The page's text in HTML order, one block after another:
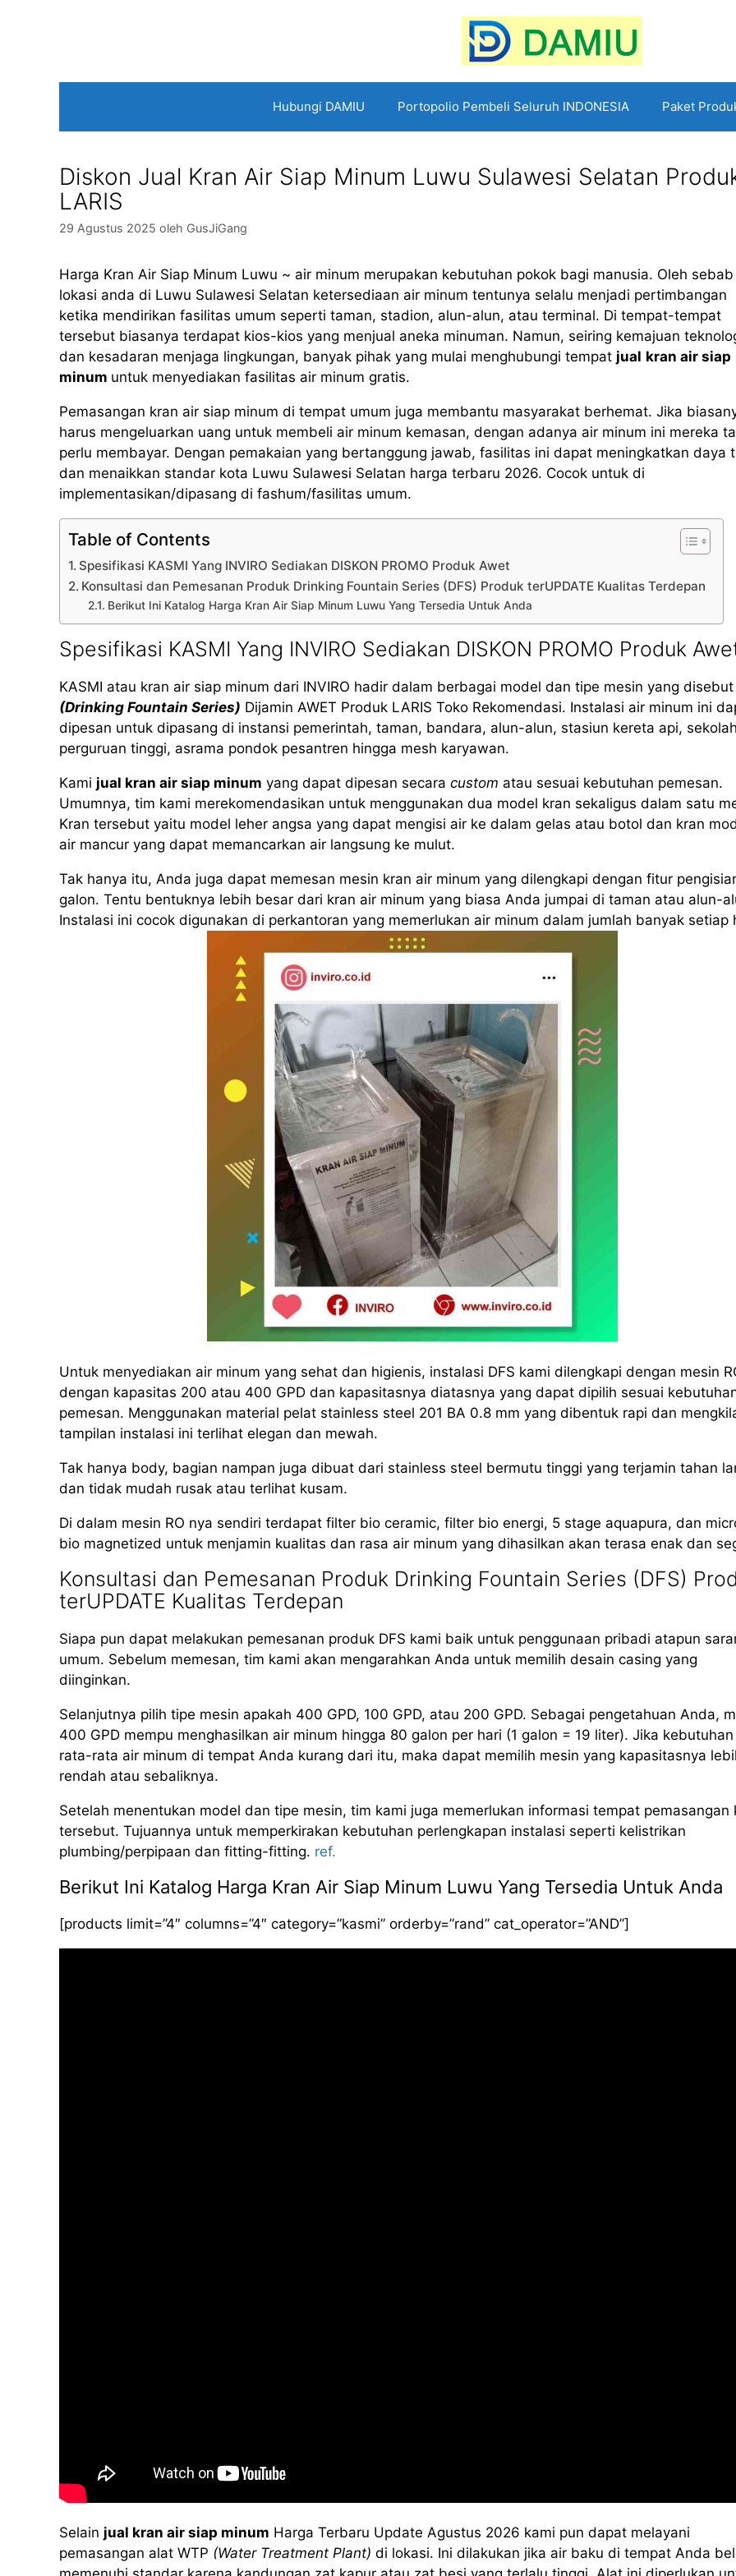
Hubungi DAMIU Portopolio Pembeli Seluruh INDONESIA Paket
Diskon Jual Kran Air Siap Minum Luwu Sulawesi Selatan
LARIS
29 Agustus 2025 oleh GusJiGang
Harga Kran Air Siap Minum Luwu ~ air minum merupakan kebutuhan pokok bagi manusia. Oleh
lokasi anda di Luwu Sulawesi Selatan ketersediaan air minum tentunya selalu menjadi pertimbangan
ketika mendirikan fasilitas umum seperti taman, stadion, alun-alun, atau terminal. Di tempat-tempat
tersebut biasanya terdapat kios-kios yang menjual aneka minuman. Namun, seiring kemajuan
dan kesadaran menjaga lingkungan, banyak pihak yang mulai menghubungi tempat jual kran air siap
minum untuk menyediakan fasilitas air minum gratis.
Pemasangan kran air siap minum di tempat umum juga membantu masyarakat berhemat. Jika
harus mengeluarkan uang untuk membeli air minum kemasan, dengan adanya air minum ini mereka
perlu membayar. Dengan pemakaian yang bertanggung jawab, fasilitas ini dapat meningkatkan daya
dan menaikkan standar kota Luwu Sulawesi Selatan harga terbaru 2026. Cocok untuk di
implementasikan/dipasang di fashum/fasilitas umum.
Table of Contents
Spesifikasi KASMI Yang INVIRO Sediakan DISKON PROMO Produk Awet
Konsultasi dan Pemesanan Produk Drinking Fountain Series (DFS) Produk terUPDATE Kualitas Terdepan
Berikut Ini Katalog Harga Kran Air Siap Minum Luwu Yang Tersedia Untuk Anda
Spesifikasi KASMI Yang INVIRO Sediakan DISKON PROMO Produk
KASMI atau kran air siap minum dari INVIRO hadir dalam berbagai model dan tipe mesin yang disebut
(Drinking Fountain Series) Dijamin AWET Produk LARIS Toko Rekomendasi. Instalasi air minum ini
dipesan untuk dipasang di instansi pemerintah, taman, bandara, alun-alun, stasiun kereta api,
perguruan tinggi, asrama pondok pesantren hingga mesh karyawan.
Kami jual kran air siap minum yang dapat dipesan secara custom atau sesuai kebutuhan pemesan.
Umumnya, tim kami merekomendasikan untuk menggunakan dua model kran sekaligus dalam satu
Kran tersebut yaitu model leher angsa yang dapat mengisi air ke dalam gelas atau botol dan kran
air mancur yang dapat memancarkan air langsung ke mulut.
Tak hanya itu, Anda juga dapat memesan mesin kran air minum yang dilengkapi dengan fitur
galon. Tentu bentuknya lebih besar dari kran air minum yang biasa Anda jumpai di taman atau alun-
Instalasi ini cocok digunakan di perkantoran yang memerlukan air minum dalam jumlah banyak setiap
Untuk menyediakan air minum yang sehat dan higienis, instalasi DFS kami dilengkapi dengan mesin
dengan kapasitas 200 atau 400 GPD dan kapasitasnya diatasnya yang dapat dipilih sesuai
pemesan. Menggunakan material pelat stainless steel 201 BA 0.8 mm yang dibentuk rapi dan
tampilan instalasi ini terlihat elegan dan mewah.
Tak hanya body, bagian nampan juga dibuat dari stainless steel bermutu tinggi yang terjamin tahan
dan tidak mudah rusak atau terlihat kusam.
Di dalam mesin RO nya sendiri terdapat filter bio ceramic, filter bio energi, 5 stage aquapura, dan
bio magnetized untuk menjamin kualitas dan rasa air minum yang dihasilkan akan terasa enak dan
Konsultasi dan Pemesanan Produk Drinking Fountain Series (DFS)
terUPDATE Kualitas Terdepan
Siapa pun dapat melakukan pemesanan produk DFS kami baik untuk penggunaan pribadi atapun
umum. Sebelum memesan, tim kami akan mengarahkan Anda untuk memilih desain casing yang
diinginkan.
Selanjutnya pilih tipe mesin apakah 400 GPD, 100 GPD, atau 200 GPD. Sebagai pengetahuan Anda,
400 GPD mempu menghasilkan air minum hingga 80 galon per hari (1 galon = 19 liter). Jika kebutuhan
rata-rata air minum di tempat Anda kurang dari itu, maka dapat memilih mesin yang kapasitasnya
rendah atau sebaliknya.
Setelah menentukan model dan tipe mesin, tim kami juga memerlukan informasi tempat pemasangan
tersebut. Tujuannya untuk memperkirakan kebutuhan perlengkapan instalasi seperti kelistrikan
plumbing/perpipaan dan fitting-fitting. ref.
Berikut Ini Katalog Harga Kran Air Siap Minum Luwu Yang Tersedia Untuk Anda
[products limit=”4″ columns=”4″ category=”kasmi” orderby=”rand” cat_operator=”AND”]
Selain jual kran air siap minum Harga Terbaru Update Agustus 2026 kami pun dapat melayani
pemasangan alat WTP (Water Treatment Plant) di lokasi. Ini dilakukan jika air baku di tempat Anda